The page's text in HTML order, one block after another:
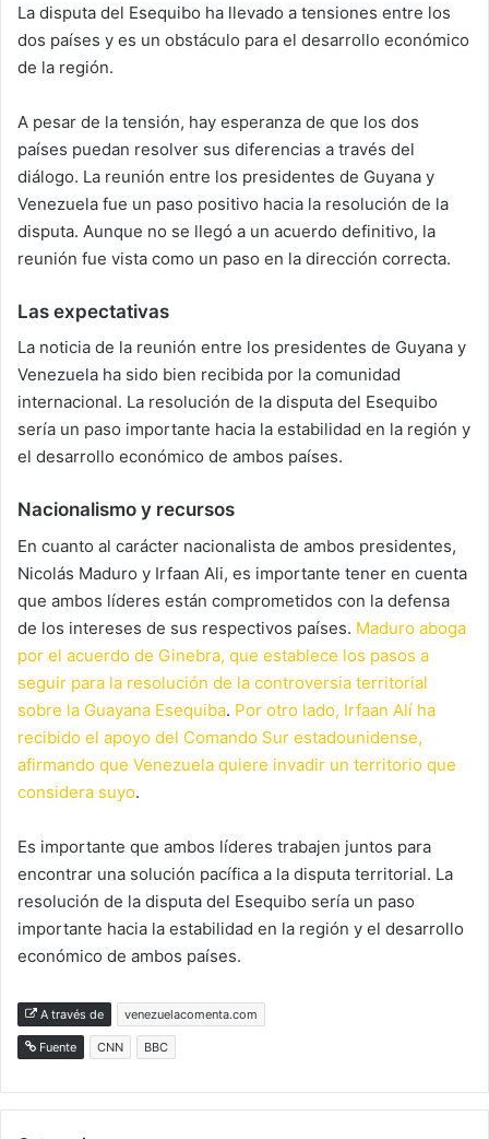
La disputa del Esequibo ha llevado a tensiones entre los
dos países y es un obstáculo para el desarrollo económico
de la región.
A pesar de la tensión, hay esperanza de que los dos
países puedan resolver sus diferencias a través del
diálogo. La reunión entre los presidentes de Guyana y
Venezuela fue un paso positivo hacia la resolución de la
disputa. Aunque no se llegó a un acuerdo definitivo, la
reunión fue vista como un paso en la dirección correcta.
Las expectativas
La noticia de la reunión entre los presidentes de Guyana y
Venezuela ha sido bien recibida por la comunidad
internacional. La resolución de la disputa del Esequibo
sería un paso importante hacia la estabilidad en la región y
el desarrollo económico de ambos países.
Nacionalismo y recursos
En cuanto al carácter nacionalista de ambos presidentes,
Nicolás Maduro y Irfaan Ali, es importante tener en cuenta
que ambos líderes están comprometidos con la defensa
de los intereses de sus respectivos países. Maduro aboga
por el acuerdo de Ginebra, que establece los pasos a
seguir para la resolución de la controversia territorial
sobre la Guayana Esequiba. Por otro lado, Irfaan Alí ha
recibido el apoyo del Comando Sur estadounidense,
afirmando que Venezuela quiere invadir un territorio que
considera suyo.
Es importante que ambos líderes trabajen juntos para
encontrar una solución pacífica a la disputa territorial. La
resolución de la disputa del Esequibo sería un paso
importante hacia la estabilidad en la región y el desarrollo
económico de ambos países.
A través de venezuelacomenta.com
Fuente CNN BBC